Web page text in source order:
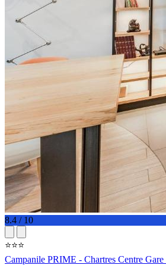
8.4 / 10
⭐⭐⭐
Campanile PRIME - Chartres Centre Gare